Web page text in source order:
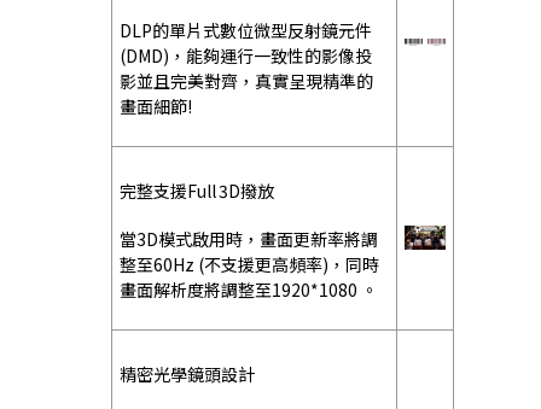
DLP的單片式數位微型反射鏡元件
(DMD)，能夠運行一致性的影像投
影並且完美對齊，真實呈現精準的
畫面細節!
完整支援Full 3D撥放
當3D模式啟用時，畫面更新率將調
整至60Hz (不支援更高頻率)，同時
畫面解析度將調整至1920*1080 。
精密光學鏡頭設計